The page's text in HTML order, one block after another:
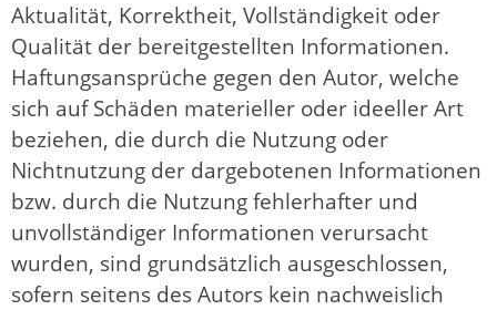
Aktualität, Korrektheit, Vollständigkeit oder
Qualität der bereitgestellten Informationen.
Haftungsansprüche gegen den Autor, welche
sich auf Schäden materieller oder ideeller Art
beziehen, die durch die Nutzung oder
Nichtnutzung der dargebotenen Informationen
bzw. durch die Nutzung fehlerhafter und
unvollständiger Informationen verursacht
wurden, sind grundsätzlich ausgeschlossen,
sofern seitens des Autors kein nachweislich